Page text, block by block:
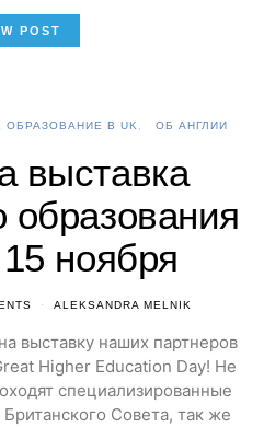
POST
В UK ОБ АНГЛИИ
выставка
образования
ноября
ALEKSANDRA MELNIK
выставку наших партнеров
Higher Education Day! Не
специализированные
Совета, так же